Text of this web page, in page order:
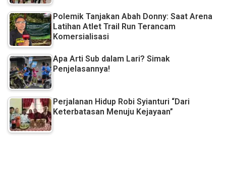
Polemik Tanjakan Abah Donny: Saat Arena
Latihan Atlet Trail Run Terancam
Komersialisasi
Apa Arti Sub dalam Lari? Simak
Penjelasannya!
Perjalanan Hidup Robi Syianturi “Dari
Keterbatasan Menuju Kejayaan”